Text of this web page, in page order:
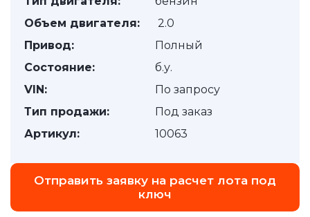
Объем двигателя:
2.0
Привод:
Полный
Состояние:
б.у.
VIN:
По запросу
Тип продажи:
Под заказ
Артикул:
10063
Отправить заявку на расчет лота под
ключ